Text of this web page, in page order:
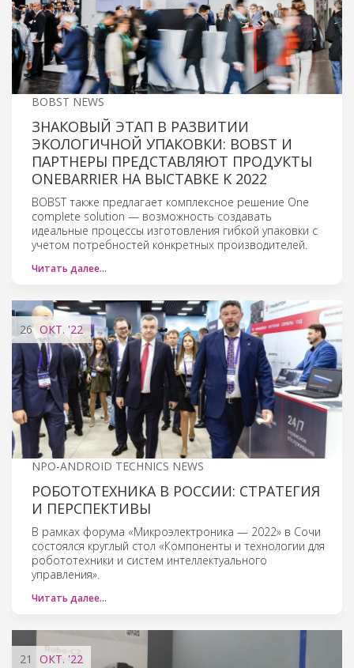
BOBST NEWS
ЗНАКОВЫЙ ЭТАП В РАЗВИТИИ
ЭКОЛОГИЧНОЙ УПАКОВКИ: BOBST И
ПАРТНЕРЫ ПРЕДСТАВЛЯЮТ ПРОДУКТЫ
ONEBARRIER НА ВЫСТАВКЕ K 2022
BOBST также предлагает комплексное решение One
complete solution — возможность создавать
идеальные процессы изготовления гибкой упаковки с
учетом потребностей конкретных производителей.
Читать далее…
26 ОКТ. '22
NPO-ANDROID TECHNICS NEWS
РОБОТОТЕХНИКА В РОССИИ: СТРАТЕГИЯ
И ПЕРСПЕКТИВЫ
В рамках форума «Микроэлектроника — 2022» в Сочи
состоялся круглый стол «Компоненты и технологии для
робототехники и систем интеллектуального
управления».
Читать далее…
21 ОКТ. '22